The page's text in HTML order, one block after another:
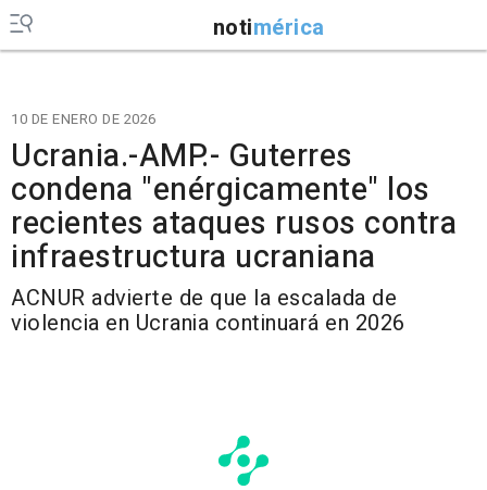
notimérica
10 DE ENERO DE 2026
Ucrania.-AMP.- Guterres
condena "enérgicamente" los
recientes ataques rusos contra
infraestructura ucraniana
ACNUR advierte de que la escalada de
violencia en Ucrania continuará en 2026